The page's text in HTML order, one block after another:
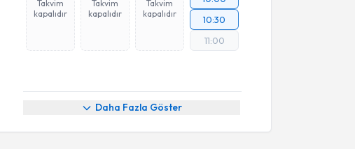
Takvim
kapalıdır
Takvim
kapalıdır
Takvim
kapalıdır
10:30
11:00
Daha Fazla Göster